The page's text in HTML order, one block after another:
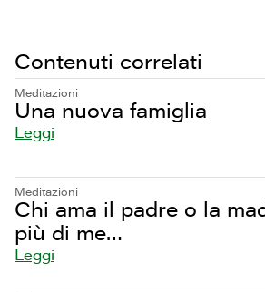
Contenuti correlati
Meditazioni
Una nuova famiglia
Leggi
Meditazioni
Chi ama il padre o la
più di me…
Leggi